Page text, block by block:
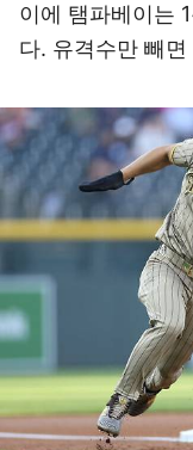
이에 탬파베이는
다. 유격수만 빼